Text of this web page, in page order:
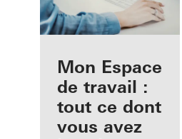
Avantages pour
vous en tant
qu'architecte
inscrit
Mon Espace
de travail :
tout ce dont
vous avez